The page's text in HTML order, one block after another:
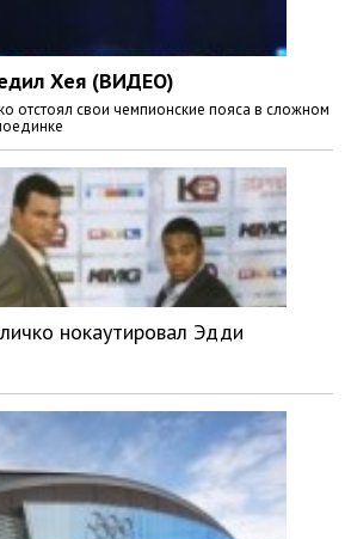
Хея (ВИДЕО)
отстоял свои чемпионские пояса в сложном
нокаутировал Эдди